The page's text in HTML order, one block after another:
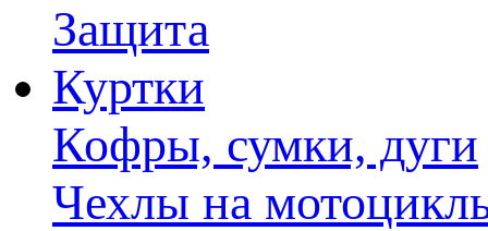
Защита
Куртки
Кофры, сумки, дуги
Чехлы на